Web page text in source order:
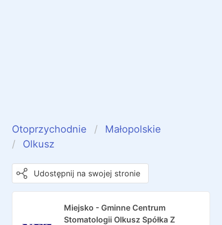
Otoprzychodnie
Małopolskie
Olkusz
Udostępnij na swojej stronie
Miejsko - Gminne Centrum
Stomatologii Olkusz Spółka Z